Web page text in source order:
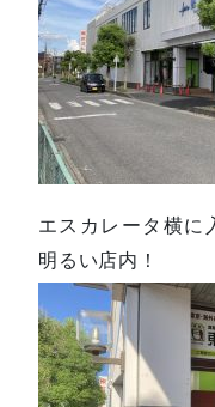
エスカレータ横に
明るい店内！